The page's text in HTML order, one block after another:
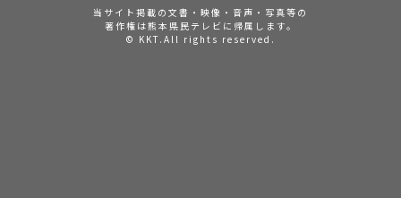
当サイト掲載の文書・映像・音声・写真等の
著作権は熊本県民テレビに帰属します。
© KKT.All rights reserved.